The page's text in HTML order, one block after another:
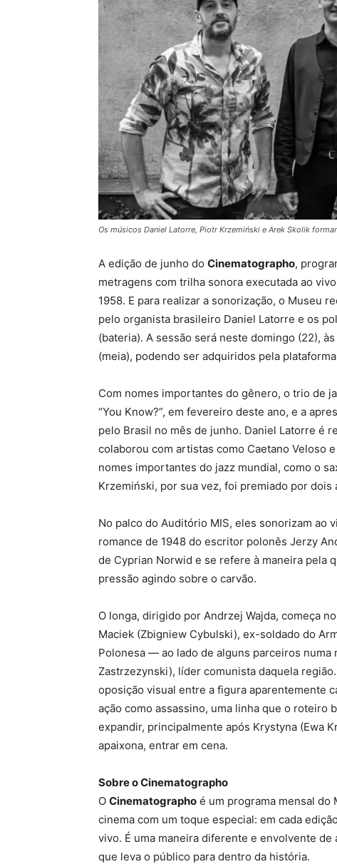
Os músicos Daniel Latorre, Piotr Krzemiński e Arek Skolik
A edição de junho do Cinematographo,
metragens com trilha sonora executada ao
1958. E para realizar a sonorização, o Museu
pelo organista brasileiro Daniel Latorre e os
(bateria). A sessão será neste domingo (22),
(meia), podendo ser adquiridos pela plataforma
Com nomes importantes do gênero, o trio de
“You Know?”, em fevereiro deste ano, e a
pelo Brasil no mês de junho. Daniel Latorre é
colaborou com artistas como Caetano Veloso
nomes importantes do jazz mundial, como o
Krzemiński, por sua vez, foi premiado por
No palco do Auditório MIS, eles sonorizam ao
romance de 1948 do escritor polonês Jerzy
de Cyprian Norwid e se refere à maneira pela
pressão agindo sobre o carvão.
O longa, dirigido por Andrzej Wajda, começa
Maciek (Zbigniew Cybulski), ex-soldado do
Polonesa — ao lado de alguns parceiros numa
Zastrzezynski), líder comunista daquela
oposição visual entre a figura aparentemente
ação como assassino, uma linha que o roteiro
expandir, principalmente após Krystyna (Ewa
apaixona, entrar em cena.
Sobre o Cinematographo
O Cinematographo é um programa mensal do
cinema com um toque especial: em cada
vivo. É uma maneira diferente e envolvente
que leva o público para dentro da história.